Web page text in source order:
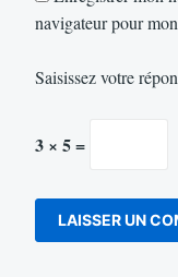
navigateur pour
Saisissez votre
3 × 5 =